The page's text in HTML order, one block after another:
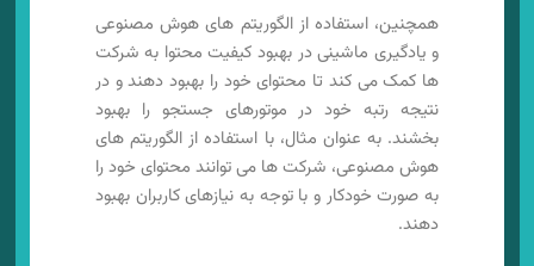
همچنین، استفاده از الگوریتم های هوش مصنوعی
و یادگیری ماشینی در بهبود کیفیت محتوا به شرکت
ها کمک می کند تا محتوای خود را بهبود دهند و در
نتیجه رتبه خود در موتورهای جستجو را بهبود
بخشند. به عنوان مثال، با استفاده از الگوریتم های
هوش مصنوعی، شرکت ها می توانند محتوای خود را
به صورت خودکار و با توجه به نیازهای کاربران بهبود
دهند.